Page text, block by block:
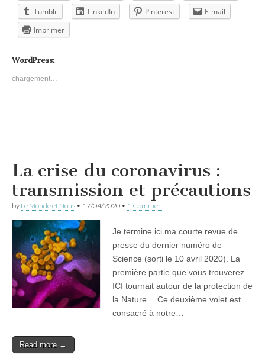
Tumblr
LinkedIn Pinterest
E-mail
Imprimer
WordPress:
chargement…
La crise du coronavirus :
transmission et précautions
by Le Monde et Nous • 17/04/2020 • 1 Comment
Je termine ici ma courte revue de
presse du dernier numéro de
Science (sorti le 10 avril 2020). La
première partie que vous trouverez
ICI tournait autour de la protection de
la Nature… Ce deuxième volet est
consacré à notre…
Read more →